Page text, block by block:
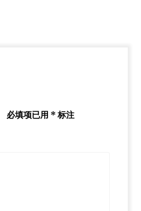
必填项已用 * 标注